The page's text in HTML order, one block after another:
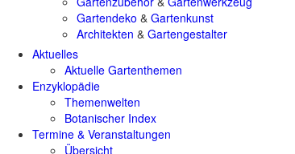
Gartendeko & Gartenkunst
Architekten & Gartengestalter
Aktuelles
Aktuelle Gartenthemen
Enzyklopädie
Themenwelten
Botanischer Index
Termine & Veranstaltungen
Übersicht